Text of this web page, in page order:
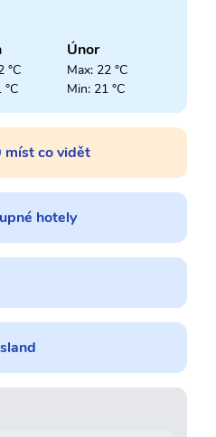
°C
°C
Únor
Max: 22 °C
Min: 21 °C
míst co vidět
hotely